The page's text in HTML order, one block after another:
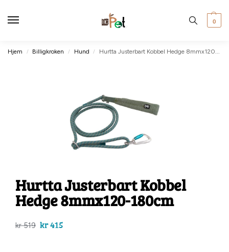
0
Hjem / Billigkroken / Hund / Hurtta Justerbart Kobbel Hedge 8mmx120-180cm
Hurtta Justerbart Kobbel
Hedge 8mmx120-180cm
kr519 kr415